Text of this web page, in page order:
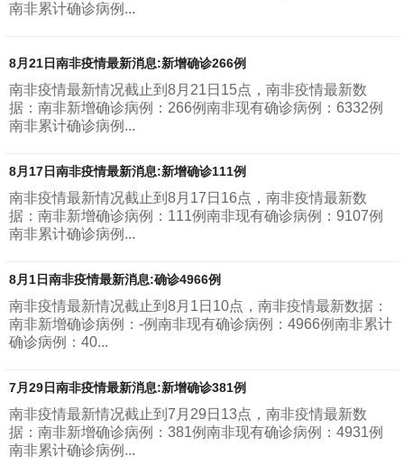
南非累计确诊病例...
8月21日南非疫情最新消息:新增确诊266例
南非疫情最新情况截止到8月21日15点，南非疫情最新数
据：南非新增确诊病例：266例南非现有确诊病例：6332例
南非累计确诊病例...
8月17日南非疫情最新消息:新增确诊111例
南非疫情最新情况截止到8月17日16点，南非疫情最新数
据：南非新增确诊病例：111例南非现有确诊病例：9107例
南非累计确诊病例...
8月1日南非疫情最新消息:确诊4966例
南非疫情最新情况截止到8月1日10点，南非疫情最新数据：
南非新增确诊病例：-例南非现有确诊病例：4966例南非累计
确诊病例：40...
7月29日南非疫情最新消息:新增确诊381例
南非疫情最新情况截止到7月29日13点，南非疫情最新数
据：南非新增确诊病例：381例南非现有确诊病例：4931例
南非累计确诊病例...